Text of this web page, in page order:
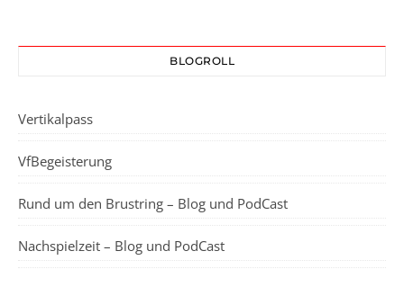
BLOGROLL
Vertikalpass
VfBegeisterung
Rund um den Brustring – Blog und PodCast
Nachspielzeit – Blog und PodCast